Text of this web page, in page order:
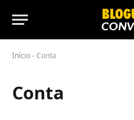
Início-Conta
Conta